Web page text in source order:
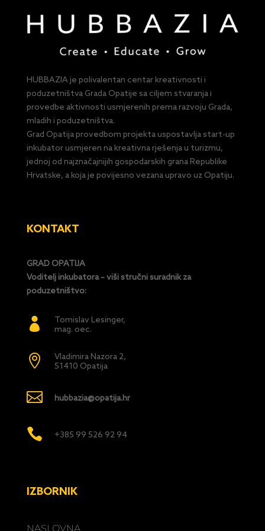
HUBBAZIA je polivalentan centar kreativnosti i
poduzetništva Grada Opatije sa ciljem stvaranja i
provedbe aktivnosti usmjerenih prema razvoju Grada,
mladih i poduzetništva.
Grad Opatija provedbom projekta uspostavlja start-up
inkubator usmjeren na kreativna rješenja u turizmu,
jednoj od najznačajnijih gospodarskih grana Republike
Hrvatske, a koja je povijesno vezana upravo uz Opatiju.
KONTAKT
GRAD OPATIJA
Voditelj inkubatora – viši stručni suradnik za
poduzetništvo:

Tomislav Lesinger,
mag. oec.

Vladimira Nazora 2,
51410 Opatija
 hubbazia@opatija.hr
 +385 99 526 92 94
IZBORNIK
NASLOVNA